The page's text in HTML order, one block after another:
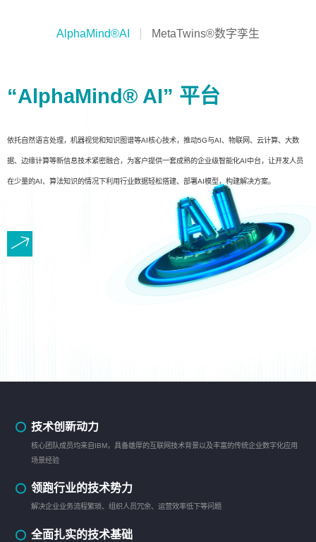
AlphaMind®AI MetaTwins®数字孪生
“AlphaMind® AI” 平台
依托自然语言处理，机器视觉和知识图谱等AI核心技术，推动5G与AI、物联网、云计算、大数
据、边缘计算等新信息技术紧密融合，为客户提供一套成熟的企业级智能化AI中台，让开发人员
在少量的AI、算法知识的情况下利用行业数据轻松搭建、部署AI模型，构建解决方案。
技术创新动力
核心团队成员均来自IBM，具备雄厚的互联网技术背景以及丰富的传统企业数字化应用
场景经验
领跑行业的技术势力
解决企业业务流程繁琐、组织人员冗余、运营效率低下等问题
全面扎实的技术基础